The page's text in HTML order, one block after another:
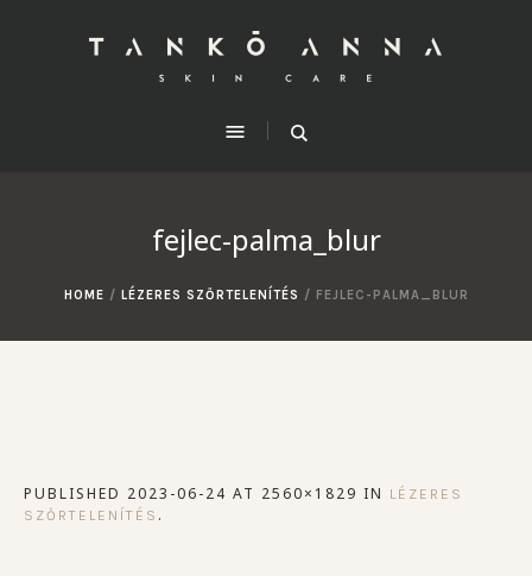
fejlec-palma_blur
HOME / LÉZERES SZŐRTELENÍTÉS / FEJLEC-PALMA_BLUR
PUBLISHED 2023-06-24 AT 2560×1829 IN
LÉZERES
SZŐRTELENÍTÉS .